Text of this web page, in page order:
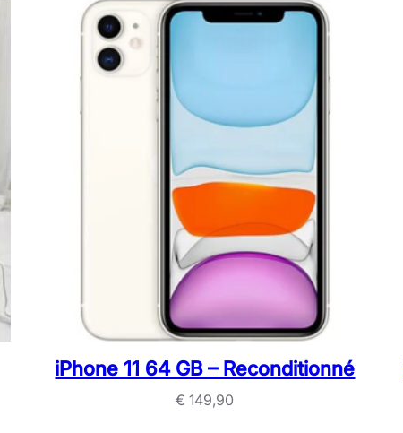
iPhone 11 64 GB – Reconditionné
€ 149,90